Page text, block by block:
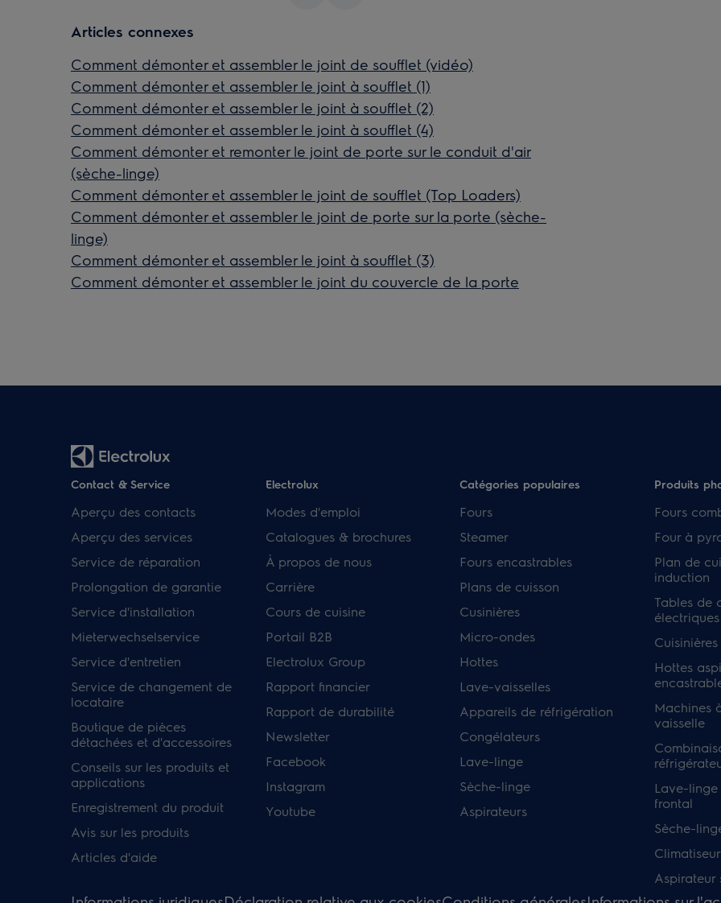
Articles connexes
Comment démonter et assembler le joint de soufflet (vidéo)
Comment démonter et assembler le joint à soufflet (1)
Comment démonter et assembler le joint à soufflet (2)
Comment démonter et assembler le joint à soufflet (4)
Comment démonter et remonter le joint de porte sur le conduit d'air
(sèche-linge)
Comment démonter et assembler le joint de soufflet (Top Loaders)
Comment démonter et assembler le joint de porte sur la porte (sèche-
linge)
Comment démonter et assembler le joint à soufflet (3)
Comment démonter et assembler le joint du couvercle de la porte
Contact & Service
Aperçu des contacts
Aperçu des services
Service de réparation
Prolongation de garantie
Service d'installation
Mieterwechselservice
Service d'entretien
Service de changement de
locataire
Boutique de pièces
détachées et d'accessoires
Conseils sur les produits et
applications
Enregistrement du produit
Avis sur les produits
Articles d'aide
Electrolux
Modes d'emploi
Catalogues & brochures
À propos de nous
Carrière
Cours de cuisine
Portail B2B
Electrolux Group
Rapport financier
Rapport de durabilité
Newsletter
Facebook
Instagram
Youtube
Catégories populaires
Fours
Steamer
Fours encastrables
Plans de cuisson
Cusinières
Micro-ondes
Hottes
Lave-vaisselles
Appareils de réfrigération
Congélateurs
Lave-linge
Sèche-linge
Aspirateurs
Produits
Fours
Four à
Plan de
induction
Tables de
électriques
Hottes
Machines
vaisselle
Lave-
frontal
Sèche-
Aspirateur